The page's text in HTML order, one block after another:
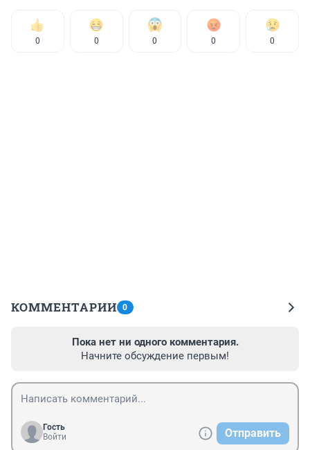
0 0 0 0 0
КОММЕНТАРИИ 0
Пока нет ни одного комментария.
Начните обсуждение первым!
Гость
Войти
Отправить